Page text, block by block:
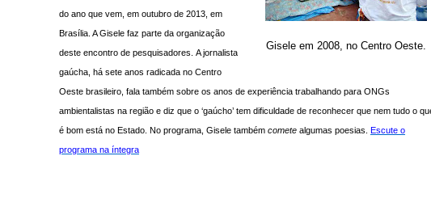
Gisele em 2008, no Centro Oeste.
do ano que vem, em outubro de 2013, em
Brasília. A Gisele faz parte da organização
deste encontro de pesquisadores. A jornalista
gaúcha, há sete anos radicada no Centro
Oeste brasileiro, fala também sobre os anos de experiência trabalhando para ONGs
ambientalistas na região e diz que o ‘gaúcho’ tem dificuldade de reconhecer que nem tudo o
é bom está no Estado. No programa, Gisele também comete algumas poesias. Escute o
programa na íntegra